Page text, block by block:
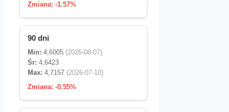
Zmiana: -1.57%
90 dni
Min: 4,6005 (2026-08-07)
Śr: 4,6423
Max: 4,7157 (2026-07-10)
Zmiana: -0.55%